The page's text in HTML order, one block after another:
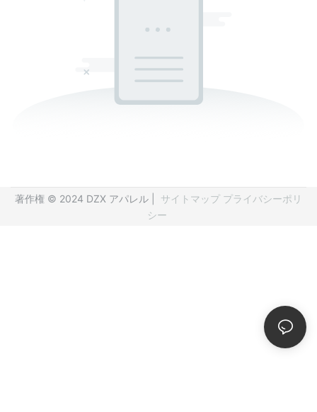
著作権 © 2024 DZX アパレル | サイトマップ プライバシーポリ
シー